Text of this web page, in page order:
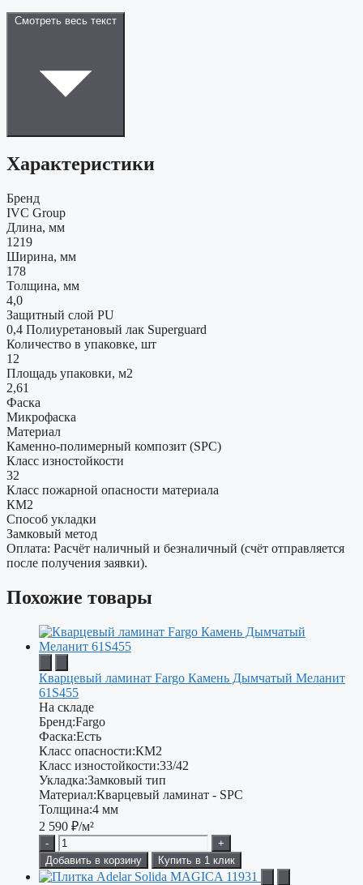
Смотреть весь текст
Характеристики
Бренд
IVC Group
Длина, мм
1219
Ширина, мм
178
Толщина, мм
4,0
Защитный слой PU
0,4 Полиуретановый лак Superguard
Количество в упаковке, шт
12
Площадь упаковки, м2
2,61
Фаска
Микрофаска
Материал
Каменно-полимерный композит (SPC)
Класс изностойкости
32
Класс пожарной опасности материала
КМ2
Способ укладки
Замковый метод
Оплата: Расчёт наличный и безналичный (счёт отправляется
после получения заявки).
Похожие товары
Кварцевый ламинат Fargo Камень Дымчатый Меланит
61S455
На складе
Бренд:Fargo
Фаска:Есть
Класс опасности:КМ2
Класс изностойкости:33/42
Укладка:Замковый тип
Материал:Кварцевый ламинат - SPC
Толщина:4 мм
2 590 ₽/м²
-
+
Добавить в корзину
Купить в 1 клик